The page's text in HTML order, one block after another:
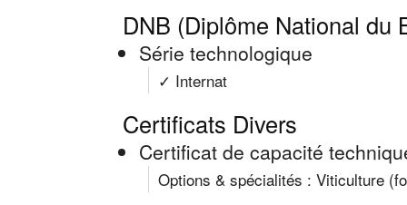
DNB (Diplôme National du
Série technologique
✓ Internat
Certificats Divers
Certificat de capacité
Options & spécialités : Viticulture